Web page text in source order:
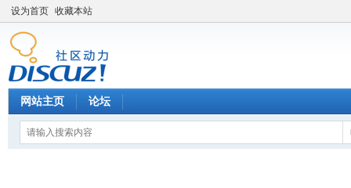
设为首页 收藏本站
网站主页 论坛